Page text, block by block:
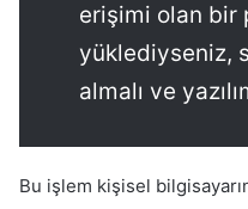
erişimi olan bir
yüklediyseniz,
almalı ve
Bu işlem kişisel